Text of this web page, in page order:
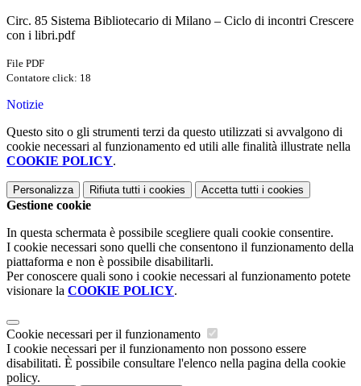
Circ. 85 Sistema Bibliotecario di Milano – Ciclo di incontri Crescere
con i libri.pdf
File PDF
Contatore click: 18
Notizie
Questo sito o gli strumenti terzi da questo utilizzati si avvalgono di
cookie necessari al funzionamento ed utili alle finalità illustrate nella
COOKIE POLICY.
Personalizza Rifiuta tutti i cookies Accetta tutti i cookies
Gestione cookie
In questa schermata è possibile scegliere quali cookie consentire.
I cookie necessari sono quelli che consentono il funzionamento della
piattaforma e non è possibile disabilitarli.
Per conoscere quali sono i cookie necessari al funzionamento potete
visionare la COOKIE POLICY.
Cookie necessari per il funzionamento
I cookie necessari per il funzionamento non possono essere
disabilitati. È possibile consultare l'elenco nella pagina della cookie
policy.